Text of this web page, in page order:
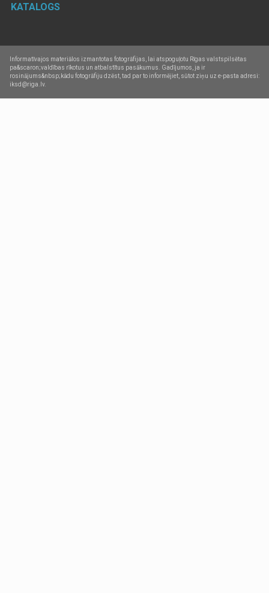
KATALOGS
Informatīvajos materiālos izmantotas fotogrāfijas, lai atspoguļotu Rīgas valstspilsētas
pa&scaron;valdības rīkotus un atbalstītus pasākumus. Gadījumos, ja ir
rosinājums&nbsp;kādu fotogrāfiju dzēst, tad par to informējiet, sūtot ziņu uz e-pasta adresi:
iksd@riga.lv.